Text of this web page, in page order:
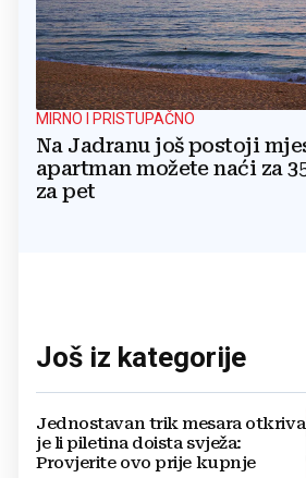
MIRNO I PRISTUPAČNO
Na Jadranu još postoji
apartman možete naći za
za pet
Još iz kategorije
Jednostavan trik mesara otkriva
je li piletina doista svježa:
Provjerite ovo prije kupnje